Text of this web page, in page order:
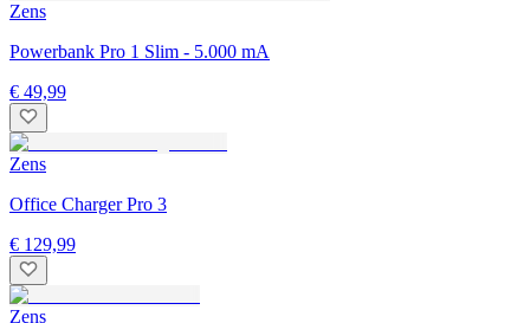
Zens
Powerbank Pro 1 Slim - 5.000 mA
€ 49,99
Zens
Office Charger Pro 3
€ 129,99
Zens